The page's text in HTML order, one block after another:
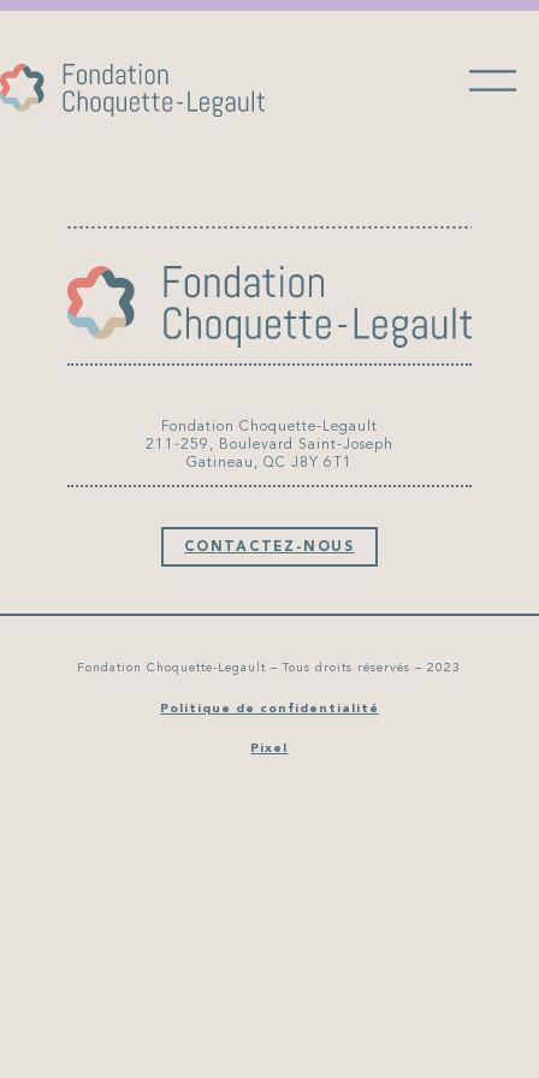
Fondation Choquette-Legault
211-259, Boulevard Saint-Joseph
Gatineau, QC J8Y 6T1
CONTACTEZ-NOUS
Fondation Choquette-Legault – Tous droits réservés – 2023
Politique de confidentialité
Pixel